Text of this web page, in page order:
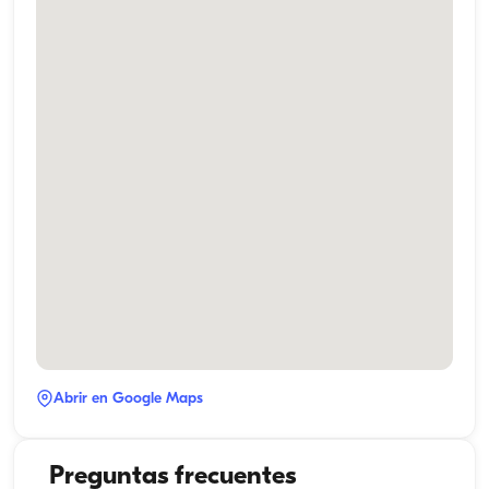
Abrir en Google Maps
Preguntas frecuentes